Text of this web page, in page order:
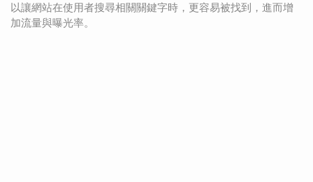
以讓網站在使用者搜尋相關關鍵字時，更容易被找到，進而增
加流量與曝光率。